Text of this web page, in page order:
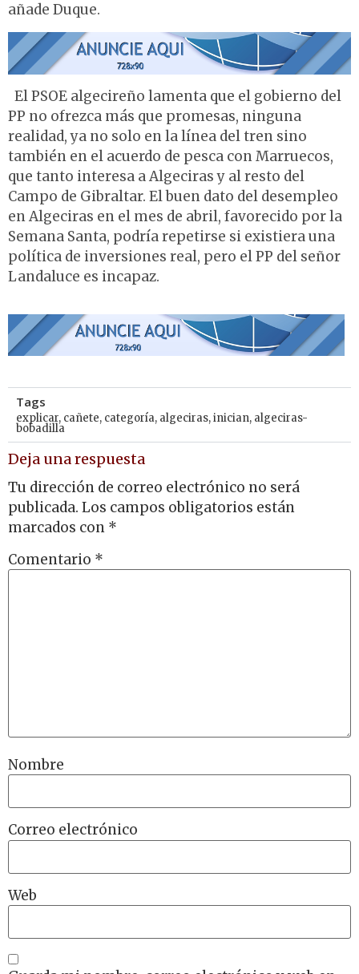
añade Duque.
El PSOE algecireño lamenta que el gobierno del
PP no ofrezca más que promesas, ninguna
realidad, ya no solo en la línea del tren sino
también en el acuerdo de pesca con Marruecos,
que tanto interesa a Algeciras y al resto del
Campo de Gibraltar. El buen dato del desempleo
en Algeciras en el mes de abril, favorecido por la
Semana Santa, podría repetirse si existiera una
política de inversiones real, pero el PP del señor
Landaluce es incapaz.
Tags
explicar, cañete, categoría, algeciras,inician, algeciras-
bobadilla
Deja una respuesta
Tu dirección de correo electrónico no será
publicada. Los campos obligatorios están
marcados con *
Comentario *
Nombre
Correo electrónico
Web